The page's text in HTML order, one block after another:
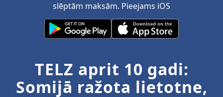
slēptām maksām. Pieejams iOS
TELZ aprit 10 gadi:
Somijā ražota lietotne,